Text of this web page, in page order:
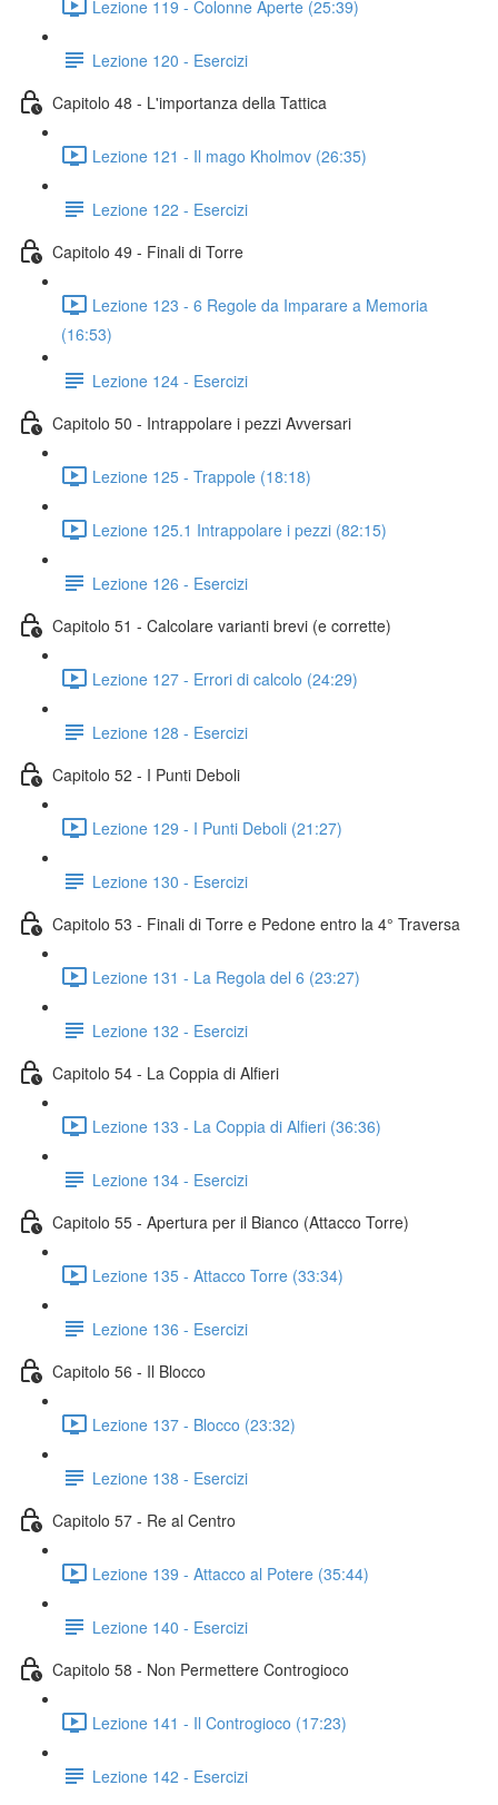
Lezione 119 - Colonne Aperte (25:39)
Lezione 120 - Esercizi
Capitolo 48 - L'importanza della Tattica
Lezione 121 - Il mago Kholmov (26:35)
Lezione 122 - Esercizi
Capitolo 49 - Finali di Torre
Lezione 123 - 6 Regole da Imparare a Memoria
(16:53)
Lezione 124 - Esercizi
Capitolo 50 - Intrappolare i pezzi Avversari
Lezione 125 - Trappole (18:18)
Lezione 125.1 Intrappolare i pezzi (82:15)
Lezione 126 - Esercizi
Capitolo 51 - Calcolare varianti brevi (e corrette)
Lezione 127 - Errori di calcolo (24:29)
Lezione 128 - Esercizi
Capitolo 52 - I Punti Deboli
Lezione 129 - I Punti Deboli (21:27)
Lezione 130 - Esercizi
Capitolo 53 - Finali di Torre e Pedone entro la 4° Traversa
Lezione 131 - La Regola del 6 (23:27)
Lezione 132 - Esercizi
Capitolo 54 - La Coppia di Alfieri
Lezione 133 - La Coppia di Alfieri (36:36)
Lezione 134 - Esercizi
Capitolo 55 - Apertura per il Bianco (Attacco Torre)
Lezione 135 - Attacco Torre (33:34)
Lezione 136 - Esercizi
Capitolo 56 - Il Blocco
Lezione 137 - Blocco (23:32)
Lezione 138 - Esercizi
Capitolo 57 - Re al Centro
Lezione 139 - Attacco al Potere (35:44)
Lezione 140 - Esercizi
Capitolo 58 - Non Permettere Controgioco
Lezione 141 - Il Controgioco (17:23)
Lezione 142 - Esercizi